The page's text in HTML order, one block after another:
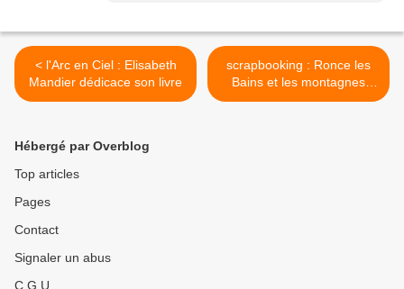
< l'Arc en Ciel : Elisabeth
Mandier dédicace son livre
scrapbooking : Ronce les
Bains et les montagnes
d'Ardèche >
Hébergé par Overblog
Top articles
Pages
Contact
Signaler un abus
C.G.U.